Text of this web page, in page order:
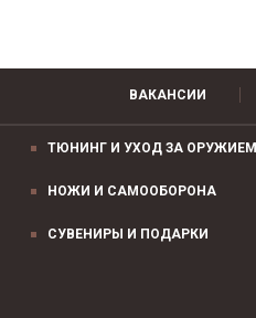
ВАКАНСИИ
ТЮНИНГ И УХОД ЗА ОРУЖИЕМ
НОЖИ И САМООБОРОНА
СУВЕНИРЫ И ПОДАРКИ